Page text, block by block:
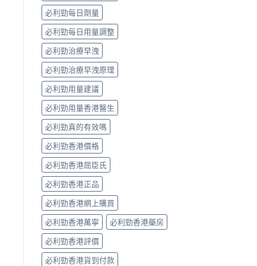
必利勁每日劑量
必利勁每日用量調整
必利勁治療早洩
必利勁治療早洩原理
必利勁用量建議
必利勁用量香港醫生
必利勁真的有效嗎
必利勁香港價格
必利勁香港屈臣氏
必利勁香港正品
必利勁香港網上購買
必利勁香港萬寧
必利勁香港藥房
必利勁香港評價
必利勁香港貨到付款